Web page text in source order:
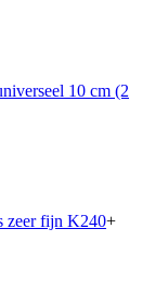
10 cm (2
zeer fijn K240+